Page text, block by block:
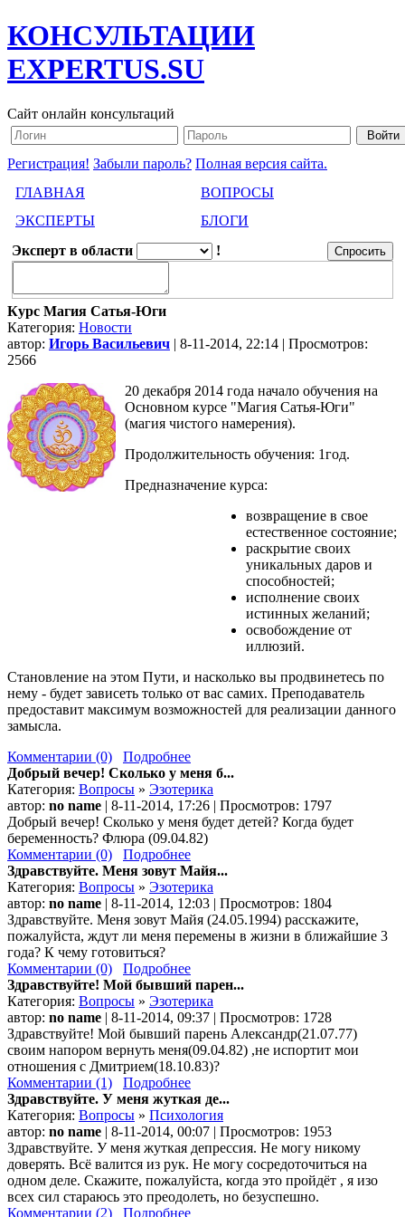
КОНСУЛЬТАЦИИ
EXPERTUS.SU
Сайт онлайн консультаций
Регистрация! Забыли пароль? Полная версия сайта.
ГЛАВНАЯ
ВОПРОСЫ
ЭКСПЕРТЫ
БЛОГИ
Эксперт в области
!
Курс Магия Сатья-Юги
Категория: Новости
автор: Игорь Васильевич | 8-11-2014, 22:14 | Просмотров:
2566
20 декабря 2014 года начало обучения на
Основном курсе "Магия Сатья-Юги"
(магия чистого намерения).
Продолжительность обучения: 1год.
Предназначение курса:
возвращение в свое
естественное состояние;
раскрытие своих
уникальных даров и
способностей;
исполнение своих
истинных желаний;
освобождение от
иллюзий.
Становление на этом Пути, и насколько вы продвинетесь по
нему - будет зависеть только от вас самих. Преподаватель
предоставит максимум возможностей для реализации данного
замысла.
Комментарии (0)
Подробнее
Добрый вечер! Сколько у меня б...
Категория: Вопросы » Эзотерика
автор: no name | 8-11-2014, 17:26 | Просмотров: 1797
Добрый вечер! Сколько у меня будет детей? Когда будет
беременность? Флюра (09.04.82)
Комментарии (0)
Подробнее
Здравствуйте. Меня зовут Майя...
Категория: Вопросы » Эзотерика
автор: no name | 8-11-2014, 12:03 | Просмотров: 1804
Здравствуйте. Меня зовут Майя (24.05.1994) расскажите,
пожалуйста, ждут ли меня перемены в жизни в ближайшие 3
года? К чему готовиться?
Комментарии (0)
Подробнее
Здравствуйте! Мой бывший парен...
Категория: Вопросы » Эзотерика
автор: no name | 8-11-2014, 09:37 | Просмотров: 1728
Здравствуйте! Мой бывший парень Александр(21.07.77)
своим напором вернуть меня(09.04.82) ,не испортит мои
отношения с Дмитрием(18.10.83)?
Комментарии (1)
Подробнее
Здравствуйте. У меня жуткая де...
Категория: Вопросы » Психология
автор: no name | 8-11-2014, 00:07 | Просмотров: 1953
Здравствуйте. У меня жуткая депрессия. Не могу никому
доверять. Всё валится из рук. Не могу сосредоточиться на
одном деле. Скажите, пожалуйста, когда это пройдёт , я изо
всех сил стараюсь это преодолеть, но безуспешно.
Комментарии (2)
Подробнее